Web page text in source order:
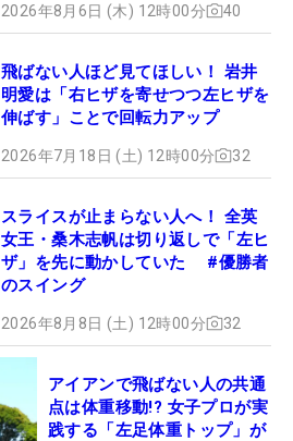
2026年8月6日 (木) 12時00分 40
飛ばない人ほど見てほしい！ 岩井
明愛は「右ヒザを寄せつつ左ヒザを
伸ばす」ことで回転力アップ
2026年7月18日 (土) 12時00分 32
スライスが止まらない人へ！ 全英
女王・桑木志帆は切り返しで「左ヒ
ザ」を先に動かしていた #優勝者
のスイング
2026年8月8日 (土) 12時00分 32
アイアンで飛ばない人の共通
点は体重移動!? 女子プロが実
践する「左足体重トップ」が